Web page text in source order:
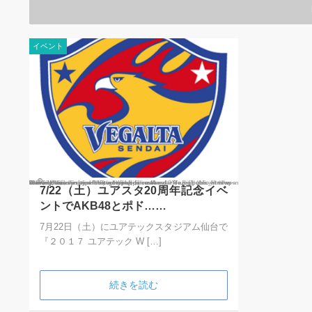
イベント
Warning
: Use of undefined constant Y年n月j日 - assumed 'Y年n月j日' (this will throw an Error in a future version of PHP) in
/home/oderoma/sendai-life.org/public_html/wp-content/themes/jin_type-b/category.phpon line44
2017年7月16日
7/22（土）ユアスタ20周年記念イベ
ントでAKB48とポド……
7月22日（土）にユアテックスタジアム仙台で
『２０１７ ユアテック W […]
続きを読む